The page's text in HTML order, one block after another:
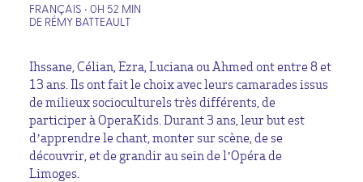
FRANÇAIS • 0H 52 MIN
DE RÉMY BATTEAULT
Ihssane, Célian, Ezra, Luciana ou Ahmed ont entre 8 et
13 ans. Ils ont fait le choix avec leurs camarades issus
de milieux socioculturels très différents, de
participer à OperaKids. Durant 3 ans, leur but est
d’apprendre le chant, monter sur scène, de se
découvrir, et de grandir au sein de l’Opéra de
Limoges.